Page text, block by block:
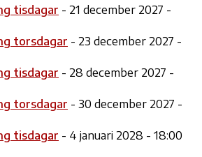
tisdagar - 21 december 2027 -
torsdagar - 23 december 2027 -
tisdagar - 28 december 2027 -
torsdagar - 30 december 2027 -
tisdagar - 4 januari 2028 - 18:00